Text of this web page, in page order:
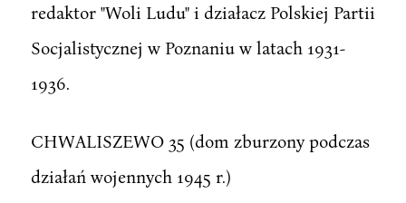
redaktor "Woli Ludu" i działacz Polskiej Partii
Socjalistycznej w Poznaniu w latach 1931-
1936.
CHWALISZEWO 35 (dom zburzony podczas
działań wojennych 1945 r.)